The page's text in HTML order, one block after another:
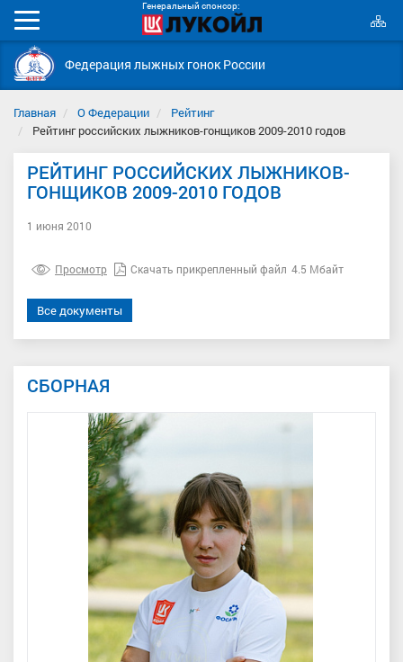
Генеральный спонсор:
Мобильное
меню
Федерация лыжных гонок России
Главная О Федерации
Рейтинг
Рейтинг российских лыжников-гонщиков 2009-2010 годов
РЕЙТИНГ РОССИЙСКИХ ЛЫЖНИКОВ-
ГОНЩИКОВ 2009-2010 ГОДОВ
1 июня 2010
Просмотр Скачать прикрепленный файл 4.5 Мбайт
Все документы
СБОРНАЯ